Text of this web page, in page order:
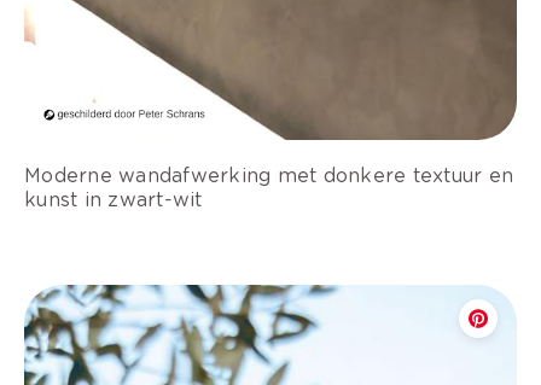
Moderne wandafwerking met donkere textuur en
kunst in zwart-wit